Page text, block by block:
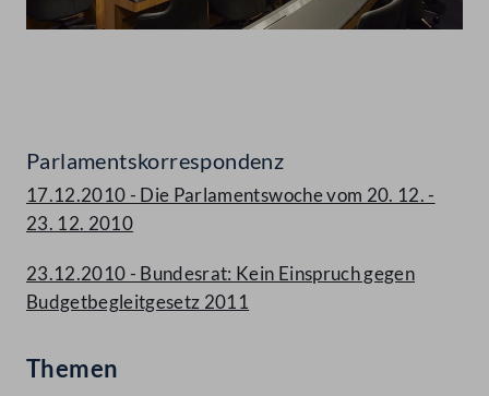
Parlamentskorrespondenz
17.12.2010 - Die Parlamentswoche vom 20. 12. -
23. 12. 2010
23.12.2010 - Bundesrat: Kein Einspruch gegen
Budgetbegleitgesetz 2011
Themen